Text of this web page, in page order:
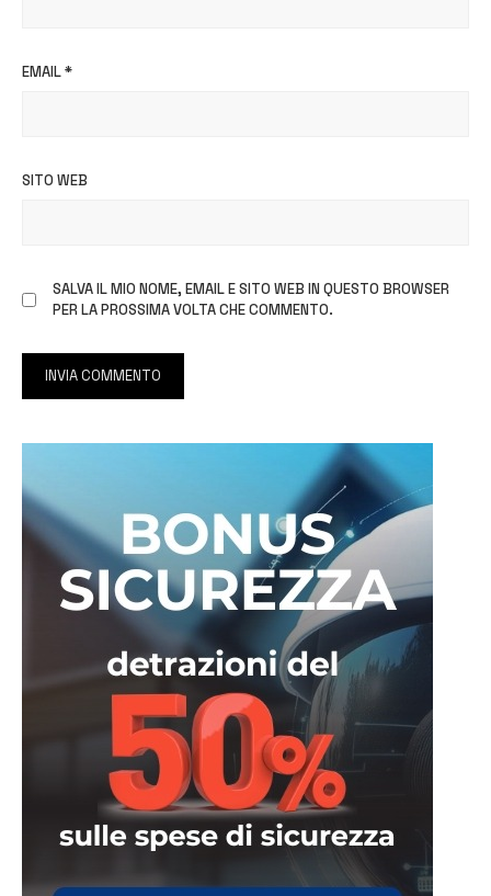
EMAIL*
SITO WEB
SALVA IL MIO NOME, EMAIL E SITO WEB IN QUESTO BROWSER
PER LA PROSSIMA VOLTA CHE COMMENTO.